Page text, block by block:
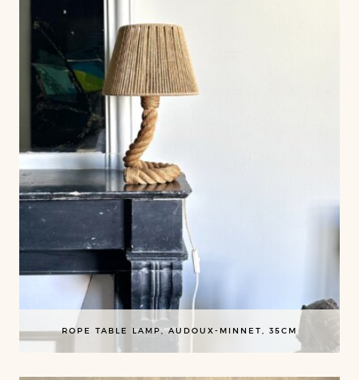
ROPE TABLE LAMP, AUDOUX-MINNET, 35CM